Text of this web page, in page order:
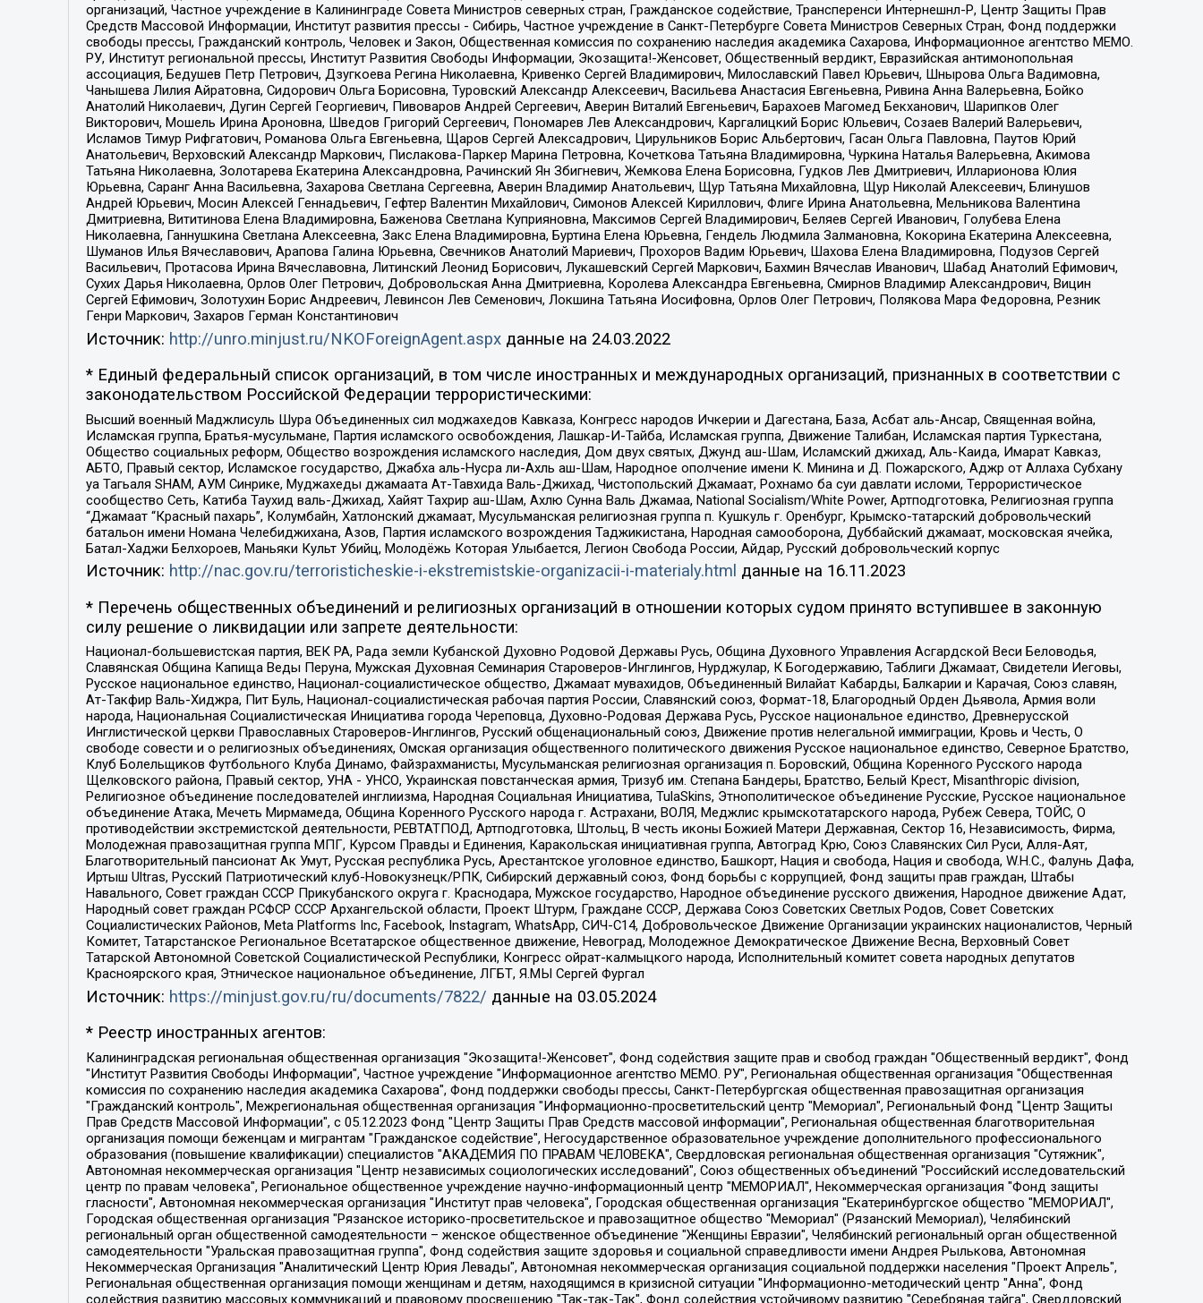
организаций, Частное учреждение в Калининграде Совета Министров северных стран, Гражданское содействие, Трансперенси Интернешнл-Р, Центр Защиты Прав
Средств Массовой Информации, Институт развития прессы - Сибирь, Частное учреждение в Санкт-Петербурге Совета Министров Северных Стран, Фонд поддержки
свободы прессы, Гражданский контроль, Человек и Закон, Общественная комиссия по сохранению наследия академика Сахарова, Информационное агентство МЕМО.
РУ, Институт региональной прессы, Институт Развития Свободы Информации, Экозащита!-Женсовет, Общественный вердикт, Евразийская антимонопольная
ассоциация, Бедушев Петр Петрович, Дзугкоева Регина Николаевна, Кривенко Сергей Владимирович, Милославский Павел Юрьевич, Шнырова Ольга Вадимовна,
Чанышева Лилия Айратовна, Сидорович Ольга Борисовна, Туровский Александр Алексеевич, Васильева Анастасия Евгеньевна, Ривина Анна Валерьевна, Бойко
Анатолий Николаевич, Дугин Сергей Георгиевич, Пивоваров Андрей Сергеевич, Аверин Виталий Евгеньевич, Барахоев Магомед Бекханович, Шарипков Олег
Викторович, Мошель Ирина Ароновна, Шведов Григорий Сергеевич, Пономарев Лев Александрович, Каргалицкий Борис Юльевич, Созаев Валерий Валерьевич,
Исламов Тимур Рифгатович, Романова Ольга Евгеньевна, Щаров Сергей Алексадрович, Цирульников Борис Альбертович, Гасан Ольга Павловна, Паутов Юрий
Анатольевич, Верховский Александр Маркович, Пислакова-Паркер Марина Петровна, Кочеткова Татьяна Владимировна, Чуркина Наталья Валерьевна, Акимова
Татьяна Николаевна, Золотарева Екатерина Александровна, Рачинский Ян Збигневич, Жемкова Елена Борисовна, Гудков Лев Дмитриевич, Илларионова Юлия
Юрьевна, Саранг Анна Васильевна, Захарова Светлана Сергеевна, Аверин Владимир Анатольевич, Щур Татьяна Михайловна, Щур Николай Алексеевич, Блинушов
Андрей Юрьевич, Мосин Алексей Геннадьевич, Гефтер Валентин Михайлович, Симонов Алексей Кириллович, Флиге Ирина Анатольевна, Мельникова Валентина
Дмитриевна, Вититинова Елена Владимировна, Баженова Светлана Куприяновна, Максимов Сергей Владимирович, Беляев Сергей Иванович, Голубева Елена
Николаевна, Ганнушкина Светлана Алексеевна, Закс Елена Владимировна, Буртина Елена Юрьевна, Гендель Людмила Залмановна, Кокорина Екатерина Алексеевна,
Шуманов Илья Вячеславович, Арапова Галина Юрьевна, Свечников Анатолий Мариевич, Прохоров Вадим Юрьевич, Шахова Елена Владимировна, Подузов Сергей
Васильевич, Протасова Ирина Вячеславовна, Литинский Леонид Борисович, Лукашевский Сергей Маркович, Бахмин Вячеслав Иванович, Шабад Анатолий Ефимович,
Сухих Дарья Николаевна, Орлов Олег Петрович, Добровольская Анна Дмитриевна, Королева Александра Евгеньевна, Смирнов Владимир Александрович, Вицин
Сергей Ефимович, Золотухин Борис Андреевич, Левинсон Лев Семенович, Локшина Татьяна Иосифовна, Орлов Олег Петрович, Полякова Мара Федоровна, Резник
Генри Маркович, Захаров Герман Константинович
Источник: http://unro.minjust.ru/NKOForeignAgent.aspxданные на 24.03.2022
* Единый федеральный список организаций, в том числе иностранных и международных организаций, признанных в соответствии с
законодательством Российской Федерации террористическими:
Высший военный Маджлисуль Шура Объединенных сил моджахедов Кавказа, Конгресс народов Ичкерии и Дагестана, База, Асбат аль-Ансар, Священная война,
Исламская группа, Братья-мусульмане, Партия исламского освобождения, Лашкар-И-Тайба, Исламская группа, Движение Талибан, Исламская партия Туркестана,
Общество социальных реформ, Общество возрождения исламского наследия, Дом двух святых, Джунд аш-Шам, Исламский джихад, Аль-Каида, Имарат Кавказ,
АБТО, Правый сектор, Исламское государство, Джабха аль-Нусра ли-Ахль аш-Шам, Народное ополчение имени К. Минина и Д. Пожарского, Аджр от Аллаха Субхану
уа Тагьаля SHAM, АУМ Синрике, Муджахеды джамаата Ат-Тавхида Валь-Джихад, Чистопольский Джамаат, Рохнамо ба суи давлати исломи, Террористическое
сообщество Сеть, Катиба Таухид валь-Джихад, Хайят Тахрир аш-Шам, Ахлю Сунна Валь Джамаа, National Socialism/White Power, Артподготовка, Религиозная группа
“Джамаат “Красный пахарь”, Колумбайн, Хатлонский джамаат, Мусульманская религиозная группа п. Кушкуль г. Оренбург, Крымско-татарский добровольческий
батальон имени Номана Челебиджихана, Азов, Партия исламского возрождения Таджикистана, Народная самооборона, Дуббайский джамаат, московская ячейка,
Батал-Хаджи Белхороев, Маньяки Культ Убийц, Молодёжь Которая Улыбается, Легион Свобода России, Айдар, Русский добровольческий корпус
Источник: http://nac.gov.ru/terroristicheskie-i-ekstremistskie-organizacii-i-materialy.html данные на 16.11.2023
* Перечень общественных объединений и религиозных организаций в отношении которых судом принято вступившее в законную
силу решение о ликвидации или запрете деятельности:
Национал-большевистская партия, ВЕК РА, Рада земли Кубанской Духовно Родовой Державы Русь, Община Духовного Управления Асгардской Веси Беловодья,
Славянская Община Капища Веды Перуна, Мужская Духовная Семинария Староверов-Инглингов, Нурджулар, К Богодержавию, Таблиги Джамаат, Свидетели Иеговы,
Русское национальное единство, Национал-социалистическое общество, Джамаат мувахидов, Объединенный Вилайат Кабарды, Балкарии и Карачая, Союз славян,
Ат-Такфир Валь-Хиджра, Пит Буль, Национал-социалистическая рабочая партия России, Славянский союз, Формат-18, Благородный Орден Дьявола, Армия воли
народа, Национальная Социалистическая Инициатива города Череповца, Духовно-Родовая Держава Русь, Русское национальное единство, Древнерусской
Инглистической церкви Православных Староверов-Инглингов, Русский общенациональный союз, Движение против нелегальной иммиграции, Кровь и Честь, О
свободе совести и о религиозных объединениях, Омская организация общественного политического движения Русское национальное единство, Северное Братство,
Клуб Болельщиков Футбольного Клуба Динамо, Файзрахманисты, Мусульманская религиозная организация п. Боровский, Община Коренного Русского народа
Щелковского района, Правый сектор, УНА - УНСО, Украинская повстанческая армия, Тризуб им. Степана Бандеры, Братство, Белый Крест, Misanthropic division,
Религиозное объединение последователей инглиизма, Народная Социальная Инициатива, TulaSkins, Этнополитическое объединение Русские, Русское национальное
объединение Атака, Мечеть Мирмамеда, Община Коренного Русского народа г. Астрахани, ВОЛЯ, Меджлис крымскотатарского народа, Рубеж Севера, ТОЙС, О
противодействии экстремистской деятельности, РЕВТАТПОД, Артподготовка, Штольц, В честь иконы Божией Матери Державная, Сектор 16, Независимость, Фирма,
Молодежная правозащитная группа МПГ, Курсом Правды и Единения, Каракольская инициативная группа, Автоград Крю, Союз Славянских Сил Руси, Алля-Аят,
Благотворительный пансионат Ак Умут, Русская республика Русь, Арестантское уголовное единство, Башкорт, Нация и свобода, Нация и свобода, W.H.С., Фалунь Дафа,
Иртыш Ultras, Русский Патриотический клуб-Новокузнецк/РПК, Сибирский державный союз, Фонд борьбы с коррупцией, Фонд защиты прав граждан, Штабы
Навального, Совет граждан СССР Прикубанского округа г. Краснодара, Мужское государство, Народное объединение русского движения, Народное движение Адат,
Народный совет граждан РСФСР СССР Архангельской области, Проект Штурм, Граждане СССР, Держава Союз Советских Светлых Родов, Совет Советских
Социалистических Районов, Meta Platforms Inc, Facebook, Instagram, WhatsApp, СИЧ-С14, Добровольческое Движение Организации украинских националистов, Черный
Комитет, Татарстанское Региональное Всетатарское общественное движение, Невоград, Молодежное Демократическое Движение Весна, Верховный Совет
Татарской Автономной Советской Социалистической Республики, Конгресс ойрат-калмыцкого народа, Исполнительный комитет совета народных депутатов
Красноярского края, Этническое национальное объединение, ЛГБТ, Я.МЫ Сергей Фургал
Источник: https://minjust.gov.ru/ru/documents/7822/ данные на 03.05.2024
* Реестр иностранных агентов:
Калининградская региональная общественная организация "Экозащита!-Женсовет", Фонд содействия защите прав и свобод граждан "Общественный вердикт", Фонд "Институт Развития Свободы Информации", Частное учреждение "Информационное агентство МЕМО. РУ", Региональная общественная организация "Общественная комиссия по сохранению наследия академика Сахарова", Фонд поддержки свободы прессы, Санкт-Петербургская общественная правозащитная организация "Гражданский контроль", Межрегиональная общественная организация "Информационно-просветительский центр "Мемориал", Региональный Фонд "Центр Защиты Прав Средств Массовой Информации", с 05.12.2023 Фонд "Центр Защиты Прав Средств массовой информации", Региональная общественная благотворительная организация помощи беженцам и мигрантам "Гражданское содействие", Негосударственное образовательное учреждение дополнительного профессионального образования (повышение квалификации) специалистов "АКАДЕМИЯ ПО ПРАВАМ ЧЕЛОВЕКА", Свердловская региональная общественная организация "Сутяжник", Автономная некоммерческая организация "Центр независимых социологических исследований", Союз общественных объединений "Российский исследовательский центр по правам человека", Региональное общественное учреждение научно-информационный центр "МЕМОРИАЛ", Некоммерческая организация "Фонд защиты гласности", Автономная некоммерческая организация "Институт прав человека", Городская общественная организация "Екатеринбургское общество "МЕМОРИАЛ", Городская общественная организация "Рязанское историко-просветительское и правозащитное общество "Мемориал" (Рязанский Мемориал), Челябинский региональный орган общественной самодеятельности – женское общественное объединение "Женщины Евразии", Челябинский региональный орган общественной самодеятельности "Уральская правозащитная группа", Фонд содействия защите здоровья и социальной справедливости имени Андрея Рылькова, Автономная Некоммерческая Организация "Аналитический Центр Юрия Левады", Автономная некоммерческая организация социальной поддержки населения "Проект Апрель", Региональная общественная организация помощи женщинам и детям, находящимся в кризисной ситуации "Информационно-методический центр "Анна", Фонд содействия развитию массовых коммуникаций и правовому просвещению "Так-так-Так", Фонд содействия устойчивому развитию "Серебряная тайга", Свердловский региональный общественный фонд социальных проектов "Новое время", "Idel.Реалии", Кавказ.Реалии, Крым.Реалии, Телеканал Настоящее Время, Татаро-башкирская служба Радио Свобода (Azatliq Radiosi), Радио Свободная Европа/Радио Свобода (PCE/PC), "Сибирь.Реалии", "Фактограф", Благотворительный фонд помощи осужденным и их семьям, Автономная некоммерческая организация "Институт глобализации и социальных движений", Фонд "В защиту прав заключенных", Частное учреждение "Центр поддержки и содействия развитию средств массовой информации", Пензенский региональный общественный благотворительный фонд "Гражданский союз", "Север.Реалии", Некоммерческая организация Фонд "Правовая инициатива", Общество с ограниченной ответственностью "Радио Свободная Европа/Радио Свобода", Чешское информационное агентство "MEDIUM-ORIENT", Красноярская региональная общественная организация "Мы против СПИДа", Камалягин Денис Николаевич, Маркелов Сергей Евгеньевич, Пономарев Лев Александрович, Савицкая Людмила Алексеевна, Автономная некоммерческая организация "Центр по работе с проблемой насилия "НАСИЛИЮ.НЕТ", Межрегиональный профессиональный союз работников здравоохранения "Альянс врачей", Юридическое лицо, зарегистрированное в Латвийской Республике, SIA "Medusa Project" (регистрационный номер 40103797863, дата регистрации 10.06.2014), Некоммерческая организация "Фонд по борьбе с коррупцией", Автономная некоммерческая организация "Институт права и публичной политики", Баданин Роман Сергеевич, Гликин Максим Александрович, Железнова Мария Михайловна, Лукьянова Юлия Сергеевна, Маетная Елизавета Витальевна, Маняхин Петр Борисович, Чуракова Ольга Владимировна, Ярош Юлия Петровна, Юридическое лицо "The Insider SIA", зарегистрированное в Риге, Латвийская Республика (дата регистрации 26.06.2015), являющееся администратором доменного имени интернет-издания "The Insider SIA", https://theins.ru, Постернак Алексей Евгеньевич, Рубин Михаил Аркадьевич, Анин Роман Александрович, Юридическое лицо Istories fonds, зарегистрированное в Латвийской Республике (регистрационный номер 50008295751, дата регистрации 24.02.2020), Великовский Дмитрий Александрович, Долинина Ирина Николаевна, Мароховская Алеся Алексеевна, Шлейнов Роман Юрьевич, Шмагун Олеся Валентиновна, Общество с ограниченной ответственностью "Альтаир 2021", Общество с ограниченной ответственностью "Вега 2021", Общество с ограниченной ответственностью "Главный редактор 2021", Общество с ограниченной ответственностью "Ромашки монолит", Важенков Артем Валерьевич, Ивановская областная общественная организация "Центр гендерных исследований", Гурман Юрий Альбертович, Медиапроект "ОВД-Инфо", Егоров Владимир Владимирович, Жилинский Владимир Александрович, Общество с ограниченной ответственностью "ЗП", Иванова София Юрьевна, Карезина Инна Павловна, Кильтау Екатерина Викторовна, Петров Алексей Викторович, Пискунов Сергей Евгеньевич, Смирнов Сергей Сергеевич, Тихонов Михаил Сергеевич, Общество с ограниченной ответственностью "ЖУРНАЛИСТ-ИНОСТРАННЫЙ АГЕНТ", Арапова Галина Юрьевна, Вольтская Татьяна Анатольевна, Американская компания "Mason G.E.S. Anonymous Foundation" (США), являющаяся владельцем интернет-издания https://mnews.world/, Компания "Stichting Bellingcat", зарегистрированная в Нидерландах (дата регистрации 11.07.2018), Захаров Андрей Вячеславович, Клепиковская Екатерина Дмитриевна, Общество с ограниченной ответственностью "МЕМО", Перл Роман Александрович, Симонов Евгений Алексеевич, Соловьева Елена Анатольевна, Сотников Даниил Владимирович, Сурначева Елизавета Дмитриевна, Автономная некоммерческая организация по защите прав человека и информированию населения "Якутия – Наше Мнение", Общество с ограниченной ответственностью "Москоу диджитал медиа", с 26.01.2023 Общество с ограниченной ответственностью "Чайка Белые сады", Ветошкина Валерия Валерьевна, Заговора Максим Александрович, Межрегиональное общественное движение "Российская ЛГБТ - сеть", Оленичев Максим Владимирович, Павлов Иван Юрьевич, Скворцова Елена Сергеевна, Общество с ограниченной ответственностью "Как бы инагент", Кочетков Игорь Викторович, Общество с ограниченной ответственностью "Честные выборы", Еланчик Олег Александрович, Общество с ограниченной ответственностью "Нобелевский призыв", Гималова Регина Эмилевна, Григорьев Андрей Валерьевич, Григорьева Алина Александровна, Ассоциация по содействию защите прав призывников, альтернативнослужащих и военнослужащих "Правозащитная группа "Гражданин.Армия.Право", Хисамова Регина Фаритовна, Автономная некоммерческая организация по реализации социально-правовых программ "Лилит", Дальневосточное общественное движение "Маяк", Санкт-Петербургская ЛГБТ-инициативная группа "Выход", Инициативная группа ЛГБТ+ "Реверс", Алексеев Андрей Викторович, Бекбулатова Таисия Львовна, Беляев Иван Михайлович, Владыкина Елена Сергеевна, Гельман Марат Александрович, Никульшина Вероника Юрьевна, Толоконникова Надежда Андреевна, Шендерович Виктор Анатольевич, Общество с ограниченной ответственностью "Данное сообщение", Общество с ограниченной ответственностью Издательский дом "Новая глава", Айнбиндер Александра Александровна, Московский комьюнити-центр для ЛГБТ+инициатив, Благотворительный фонд развития филантропии, Deutsche Welle (Германия, Kurt-Schumacher-Strasse 3, 53113 Bonn), Борзунова Мария Михайловна, Воробьев Виктор Викторович, Голубева Анна Львовна, Константинова Алла Михайловна, Малкова Ирина Владимировна, Мурадов Мурад Абдулгалимович, Осетинская Елизавета Николаевна, Понасенков Евгений Николаевич, Ганапольский Матвей Юрьевич, Киселев Евгений Алексеевич, Борухович Ирина Григорьевна, Дремин Иван Тимофеевич, Дубровский Дмитрий Викторович, Красноярская региональная общественная организация поддержки и развития альтернативных образовательных технологий и межкультурных коммуникаций "ИНТЕРРА", Маяковская Екатерина Алексеевна, Фейгин Марк Захарович, Филимонов Андрей Викторович, Дзугкоева Регина Николаевна, Доброхотов Роман Александрович, Дудь Юрий Александрович, Елкин Сергей Владимирович, Кругликов Кирилл Игоревич, Сабунаева Мария Леонидовна, Семенов Алексей Владимирович, Шаинян Карен Багратович, Шульман Екатерина Михайловна, Асафьев Артур Валерьевич, Вахштайн Виктор Семенович, Венедиктов Алексей Алексеевич, Лушникова Екатерина Евгеньевна, Волков Леонид Михайлович, Невзоров Александр Глебович, Пархоменко Сергей Борисович, Сироткин Ярослав Николаевич, Кара-Мурза Владимир Владимирович, Баранова Наталья Владимировна, Гозман Леонид Яковлевич, Кагарлицкий Борис Юльевич, Климарев Михаил Валерьевич, Милов Владимир Станиславович, Автономная некоммерческая организация Краснодарский центр современного искусства "Типография", Моргенштерн Алишер Тагирович, Соболь Любовь Эдуардовна, Общество с ограниченной ответственностью "ЛИЗА НОРМ", Каспаров Гарри Кимович, Ходорковский Михаил Борисович, Общество с ограниченной ответственностью "Апрельские тезисы", Данилович Ирина Брониславовна, Кашин Олег Владимирович, Петров Николай Владимирович, Пивоваров Алексей Владимирович, Соколов Михаил Владимирович, Цветкова Юлия Владимировна, Чичваркин Евгений Александрович, Комитет против пыток/Команда против пыток, Общество с ограниченной ответственностью "Первый научный", Общество с ограниченной ответственностью "Вертолет и ко", Белоцерковская Вероника Борисовна, Кац Максим Евгеньевич, Лазарева Татьяна Юрьевна, Шаведдинов Руслан Табризович, Яшин Илья Валерьевич, Общество с ограниченной ответственностью "Иноагент ААВ", Алешковский Дмитрий Петрович, Альбац Евгения Марковна, Быков Дмитрий Львович, Галямина Юлия Евгеньевна, Лойко Сергей Леонидович, Мартынов Кирилл Константинович, Медведев Сергей Александрович, Крашенинников Федор Геннадиевич, Гордеева Катерина Вл